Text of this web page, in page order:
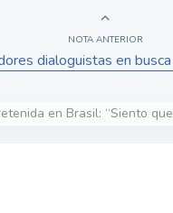
NOTA ANTERIOR
dialoguistas en
en Brasil: “Siento